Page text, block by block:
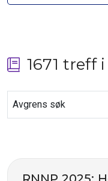
1671 treff i
Avgrens søk